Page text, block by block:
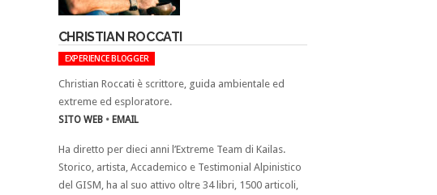
CHRISTIAN ROCCATI
EXPERIENCE BLOGGER
Christian Roccati è scrittore, guida ambientale ed
extreme ed esploratore.
SITO WEB• EMAIL
Ha diretto per dieci anni l’Extreme Team di Kailas.
Storico, artista, Accademico e Testimonial Alpinistico
del GISM, ha al suo attivo oltre 34 libri, 1500 articoli,